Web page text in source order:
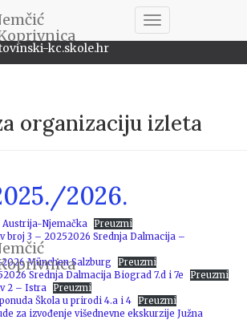
kc.skole.hr
Toggle
organizaciju izleta
2026.
Austrija-Njemačka
Preuzmi
broj 3 – 20252026 Srednja Dalmacija –
München Salzburg
Preuzmi
Srednja Dalmacija Biograd 7.d i 7e
Preuzmi
2 – Istra
Preuzmi
Škola u prirodi 4.a i 4
Preuzmi
za izvođenje višednevne ekskurzije Južna